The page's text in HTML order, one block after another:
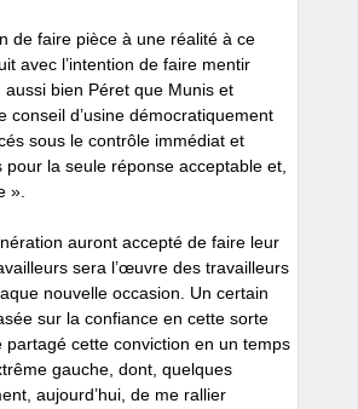
de faire pièce à une réalité à ce
avec l’intention de faire mentir
aussi bien Péret que Munis et
d’usine démocratiquement
sous le contrôle immédiat et
la seule réponse acceptable et,
».
auront accepté de faire leur
sera l’œuvre des travailleurs
nouvelle occasion. Un certain
sur la confiance en cette sorte
cette conviction en un temps
gauche, dont, quelques
aujourd’hui, de me rallier